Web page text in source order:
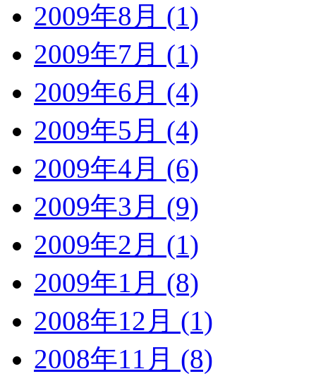
2009年8月 (1)
2009年7月 (1)
2009年6月 (4)
2009年5月 (4)
2009年4月 (6)
2009年3月 (9)
2009年2月 (1)
2009年1月 (8)
2008年12月 (1)
2008年11月 (8)